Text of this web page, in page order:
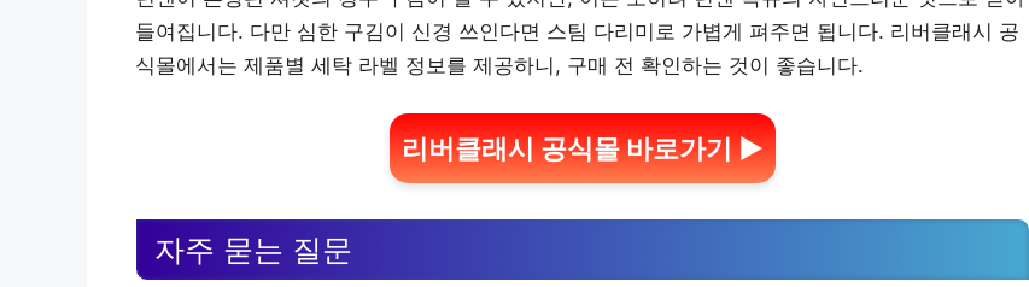
들여집니다. 다만 심한 구김이 신경 쓰인다면 스팀 다리미로 가볍게 펴주면 됩니다. 리버클래시 공
식몰에서는 제품별 세탁 라벨 정보를 제공하니, 구매 전 확인하는 것이 좋습니다.
리버클래시 공식몰 바로가기 ▶
자주 묻는 질문